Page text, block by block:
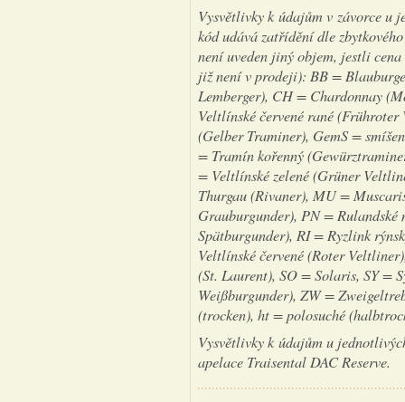
Vysvětlivky k údajům v závorce u
kód udává zatřídění dle
není uveden jiný objem, jestli
již není v prodeji): BB =
Lemberger), CH = Chardonnay
Veltlínské červené rané
(Gelber Traminer), GemS =
= Tramín kořenný
= Veltlínské zelené (Grüner
Thurgau (Rivaner), MU =
Grauburgunder), PN =
Spätburgunder), RI = Ryzlink
Veltlínské červené (Roter
(St. Laurent), SO = Solaris, SY =
Weißburgunder), ZW =
(trocken), ht = polosuché
Vysvětlivky k údajům u
apelace Traisental DAC Reserve.